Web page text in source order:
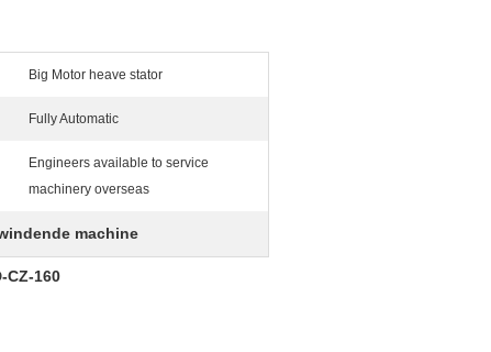
Big Motor heave stator
Fully Automatic
Engineers available to service
machinery overseas
machine
CZ-160